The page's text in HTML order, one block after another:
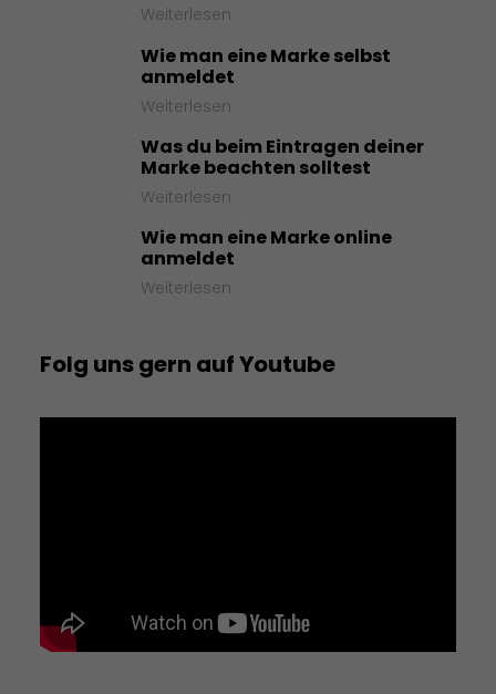
Weiterlesen
Wie man eine Marke selbst
anmeldet
Weiterlesen
Was du beim Eintragen deiner
Marke beachten solltest
Weiterlesen
Wie man eine Marke online
anmeldet
Weiterlesen
Folg uns gern auf Youtube